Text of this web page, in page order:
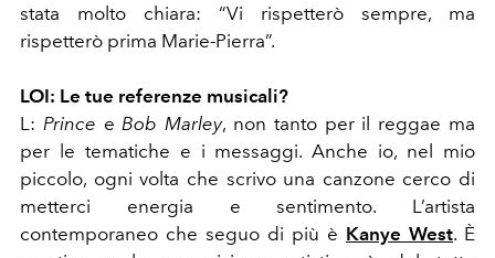
stata molto chiara: “Vi rispetterò sempre, ma
rispetterò prima Marie-Pierra”.
LOI: Le tue referenze musicali?
L: Prince e Bob Marley, non tanto per il reggae ma
per le tematiche e i messaggi. Anche io, nel mio
piccolo, ogni volta che scrivo una canzone cerco di
metterci energia e sentimento. L’artista
contemporaneo che seguo di più è Kanye West. È